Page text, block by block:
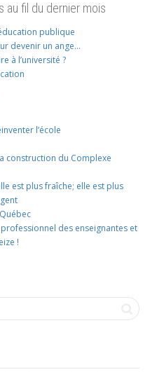
au fil du dernier mois
publique
devenir un ange…
à l’université ?
l’école
construction du Complexe
est plus fraîche; elle est plus
des enseignantes et
!